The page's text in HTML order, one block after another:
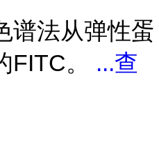
谱法从弹性蛋
FITC。 ...查